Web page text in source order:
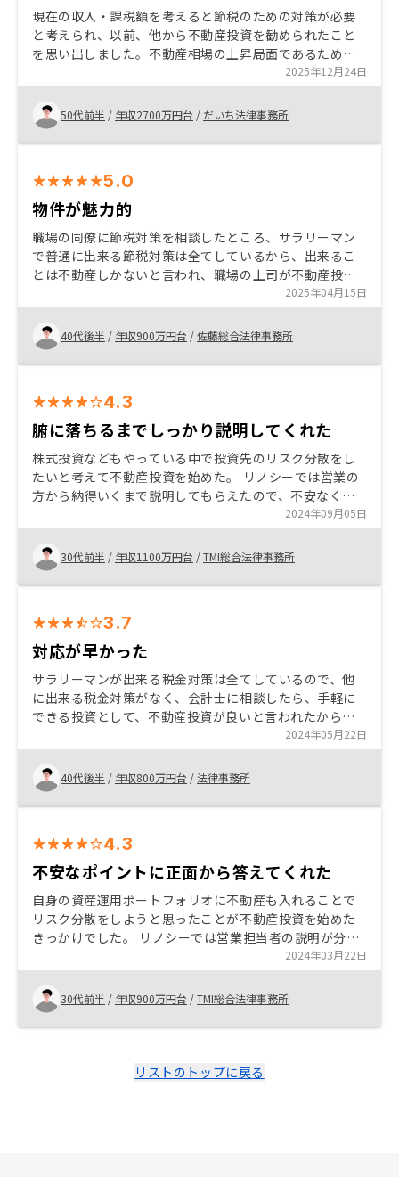
現在の収入・課税額を考えると節税のための対策が必要
と考えられ、以前、他から不動産投資を勧められたこと
を思い出しました。不動産相場の上昇局面であるため将
来的な値上がりによる利益も得られると考え、不動産投
資をすることを決断しました。 最終的にRENOSYで決め
たのは、購入までの説明が分かりやすかったこと、将来
的な対応を任せられるため、手間を省くことができると
考えたためです。
2025年12月24日
50代前半 / 年収2700万円台 / だいち法律事務所
5.0
物件が魅力的
職場の同僚に節税対策を相談したところ、サラリーマン
で普通に出来る節税対策は全てしているから、出来るこ
とは不動産しかないと言われ、職場の上司が不動産投資
をしていたので、話を聞いてみたら？と勧められた。 お
話しをお伺いしたところ、管理が楽で、面倒なことがな
く、インフレ対策にも良いと思い、始めてみて、様子を
2025年04月15日
40代後半 / 年収900万円台 /佐藤総合法律事務所
4.3
腑に落ちるまでしっかり説明してくれた
株式投資などもやっている中で投資先のリスク分散をし
たいと考えて不動産投資を始めた。 リノシーでは営業の
方から納得いくまで説明してもらえたので、不安なくロ
ーンも組むことができたと思います。 不動産投資に興味
のある方は一度営業の方のお話を聞いてみてほしいで
す。
2024年09月05日
30代前半 / 年収1100万円台 /TMI総合法律事務所
3.7
対応が早かった
サラリーマンが出来る税金対策は全てしているので、他
に出来る税金対策がなく、会計士に相談したら、手軽に
できる投資として、不動産投資が良いと言われたから。
不動産を探していたら、知人に担当の方を勧められ、対
応が早かったため。
2024年05月22日
40代後半 / 年収800万円台 /法律事務所
4.3
不安なポイントに正面から答えてくれた
自身の資産運用ポートフォリオに不動産も入れることで
リスク分散をしようと思ったことが不動産投資を始めた
きっかけでした。 リノシーでは営業担当者の説明が分か
りやすかったのと、本業に集中できるようにオーナーの
サポート体制が充実していたのが、リノシーでの投資を
決めたポイントでした。
2024年03月22日
30代前半 / 年収900万円台 /TMI総合法律事務所
リストのトップに戻る